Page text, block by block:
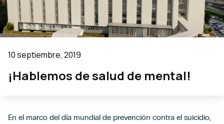
International Patient
Contacto
10 septiembre, 2019
¡Hablemos de salud de mental!
En el marco del día mundial de prevención contra el suicidio,